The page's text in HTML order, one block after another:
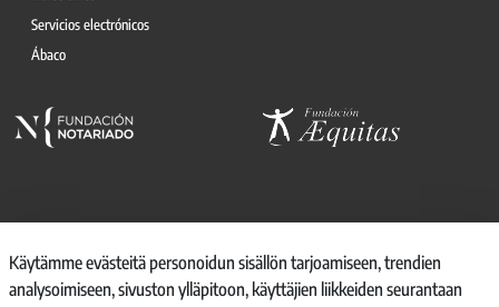
Servicios electrónicos
Ábaco
© 2026, CONSEJO GENERAL DEL NOTARIO
CANAL INTERNO DE INFORMACIÓN
Käytämme evästeitä personoidun sisällön tarjoamiseen, trendien
analysoimiseen, sivuston ylläpitoon, käyttäjien liikkeiden seurantaan